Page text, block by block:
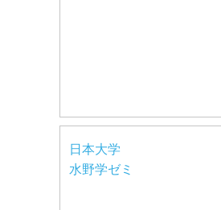
日本大学
水野学ゼミ